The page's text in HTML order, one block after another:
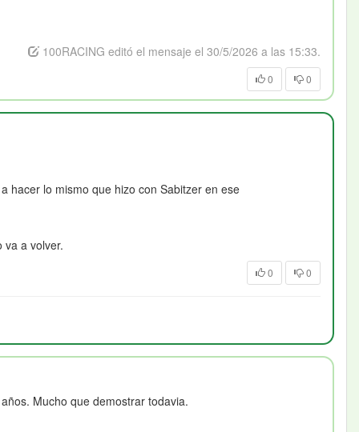
100RACING editó el mensaje el 30/5/2026 a las 15:33.
0 0
hacer lo mismo que hizo con Sabitzer en ese
va a volver.
0 0
Mucho que demostrar todavia.